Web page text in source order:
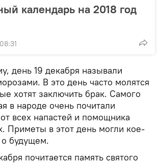
календарь на 2018 год
день 19 декабря называли
В это день часто молятся
хотят заключить брак. Самого
в народе очень почитали
всех напастей и помощника
Приметы в этот день могли кое-
о будущем.
почитается память святого